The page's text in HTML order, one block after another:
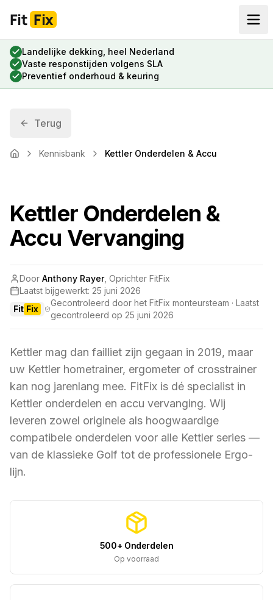
Fit Fix
Landelijke dekking, heel Nederland
Vaste responstijden volgens SLA
Preventief onderhoud & keuring
Terug
Home Kennisbank Kettler Onderdelen & Accu
Kettler Onderdelen &
Accu Vervanging
Door Anthony Rayer, Oprichter FitFix
Laatst bijgewerkt: 25 juni 2026
Fit Fix
Gecontroleerd door het FitFix monteursteam · Laatst
gecontroleerd op 25 juni 2026
Kettler mag dan failliet zijn gegaan in 2019, maar
uw Kettler hometrainer, ergometer of crosstrainer
kan nog jarenlang mee. FitFix is dé specialist in
Kettler onderdelen en accu vervanging. Wij
leveren zowel originele als hoogwaardige
compatibele onderdelen voor alle Kettler series —
van de klassieke Golf tot de professionele Ergo-
lijn.
500+ Onderdelen
Op voorraad